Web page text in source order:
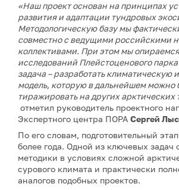
«Наш проект основан на принципах
развития и адаптации тундровых
Методологическую базу мы
совместно с ведущими российскими
коллективами. При этом мы
исследований Плейстоценового
задача – разработать климатическую
модель, которую в дальнейшем можно
тиражировать на других арктических
отметил руководитель проектного
Экспертного центра ПОРА Сергей
По его словам, подготовительный
более года. Одной из ключевых задач
методики в условиях сложной
сурового климата и практически
аналогов подобных проектов.